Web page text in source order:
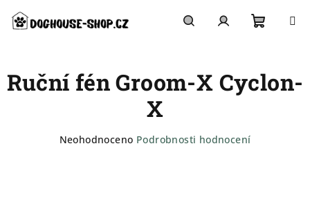
obsah
košík
Ruční fén Groom-X Cyclon-
X
Průměrné
Neohodnoceno Podrobnosti hodnocení